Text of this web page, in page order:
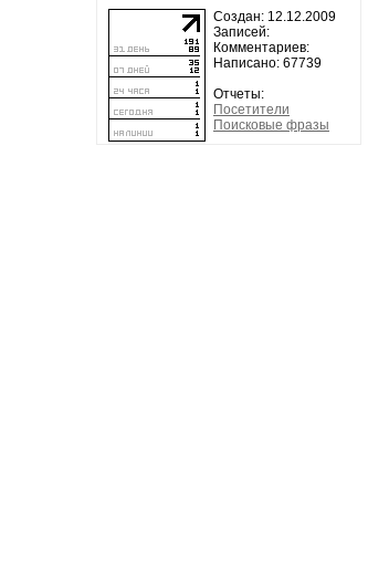
Создан: 12.12.2009
Записей:
Комментариев:
Написано: 67739
Отчеты:
Посетители
Поисковые фразы